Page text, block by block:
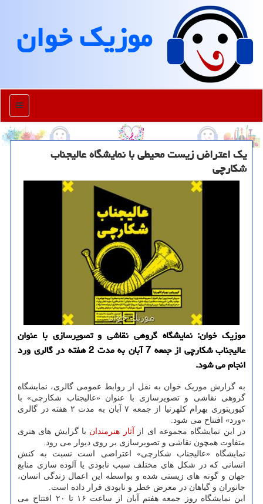
موزیك خوان
منو
یک اعتراض زیست محیطی با نمایشگاه عالیجناب
شکارچی
موزیک خوان: نمایشگاه گروهی نقاشی و تصویرسازی با عنوان
عالیجناب شکارچی از جمعه 7 آبان به مدت 2 هفته در گالری ورد
انجام می شود.
به گزارش موزیک خوان به نقل از روابط عمومی گالری، نمایشگاه
گروهی نقاشی و تصویرسازی با عنوان «عالیجناب شکارچی» با
کیوریتوری بهرام کلهرنیا از جمعه ۷ آبان به مدت ۲ هفته در گالری
«ورد» افتتاح می شود.
در این نمایشگاه مجموعه ای از آثار هنرمندان با گرایش های هنری
متفاوت همچون نقاشی و تصویرسازی بر روی دیوار می رود.
نمایشگاه «عالیجناب شکارچی» اعتراضی است نسبت به کنش
انسانی که در شکل های مختلف سبب نابودی یا آلوده سازی منابع
جهان و گونه های زیستی شده و بواسطه این اعمال زندگی انسان،
جانوران و گیاهان در معرض خطر و نابودی قرار داده است.
این نمایشگاه روز جمعه هفتم آبان از ساعت ۱۶ تا ۲۰ افتتاح می